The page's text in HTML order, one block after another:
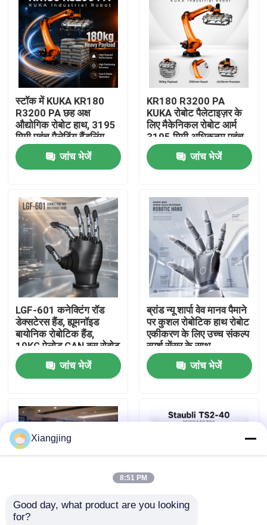
उत्पाद
वीडियो
हमारे बारे में
कारखाना भ्रमण
गुणवत्ता नियंत्रण
हमसे संपर्क करें
ब्लॉग
एक उद्धरण का अनुरोध करें
औद्योगिक रोबोट बांह
स्टॉक में KUKA KR180
R3200 PA छह अक्ष
औद्योगिक रोबोट हाथ, 3195
मिमी पहुंच पैलेटिंग हैंडलिंग
रोबोट हाथ
जांच भेजें
KR180 R3200 PA
KUKA रोबोट पैलेटाइज़र के
लिए मैकेनिकल रोबोट आर्म
3195 मिमी अधिकतम पहुंच
जांच भेजें
LGF-601 कनेक्टिंग रॉड
डेक्सटेरस हैंड, ह्यूमनॉइड
बायोनिक रोबोटिक हैंड,
10KG पेलोड CAN बस रोबोट
एंड इफेक्टर ग्रिपर
जांच भेजें
ब्रांड न्यू शार्पा वेव मानव पैमाने
पर कुशल रोबोटिक हाथ रोबोट
एकीकरण के लिए उच्च संकल्प
स्पर्श सेंसर के साथ
जांच भेजें
एआई ह्यूमनॉइडर रोबोट
Xiangjing
8:51 PM
Good day, what product are you looking
for?